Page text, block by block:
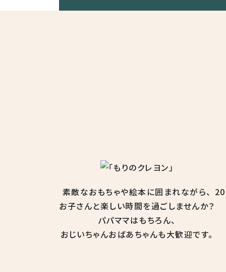
素敵なおもちゃや絵本に囲まれながら、
お子さんと楽しい時間を過ごしませんか？
パパママはもちろん、
おじいちゃんおばあちゃんも大歓迎です。